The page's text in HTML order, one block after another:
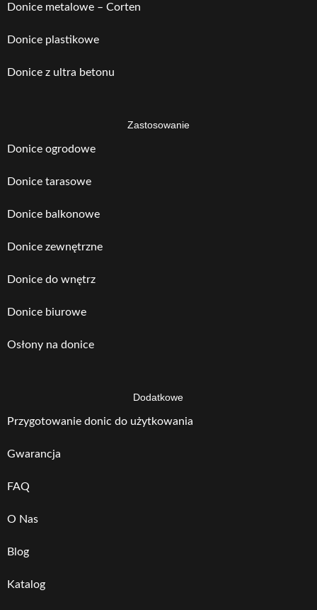
Donice metalowe – Corten
Donice plastikowe
Donice z ultra betonu
Zastosowanie
Donice ogrodowe
Donice tarasowe
Donice balkonowe
Donice zewnętrzne
Donice do wnętrz
Donice biurowe
Osłony na donice
Dodatkowe
Przygotowanie donic do użytkowania
Gwarancja
FAQ
O Nas
Blog
Katalog